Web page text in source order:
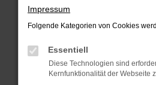
Laden andere
deine Suchmaschine?
Manche Erweiterungen,
können das Laden
Impressum
Folgende Kategorien von Cookies
Essentiell
Diese Technologien sind
Kernfunktionalität der Webseite